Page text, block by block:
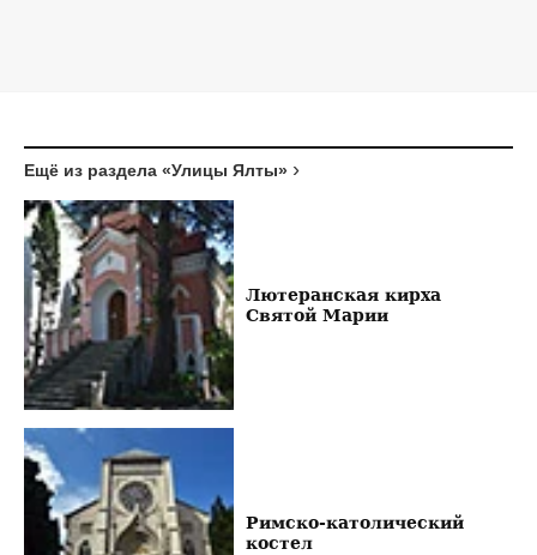
Ещё из раздела «Улицы Ялты»
Лютеранская кирха
Святой Марии
Римско-католический
костел